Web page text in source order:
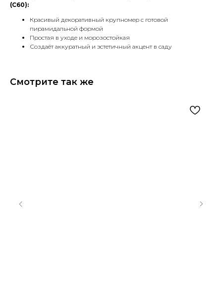
(С60):
Красивый декоративный крупномер с готовой
пирамидальной формой
Простая в уходе и морозостойкая
Создаёт аккуратный и эстетичный акцент в саду
Смотрите так же